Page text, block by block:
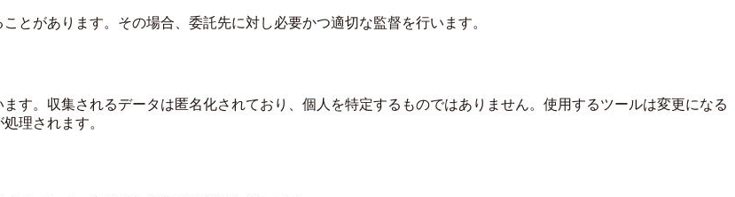
とがあります。その場合、委託先に対し必要かつ適切な監督を行います。
す。収集されるデータは匿名化されており、個人を特定するものではありません。使用するツールは変更になる
理されます。